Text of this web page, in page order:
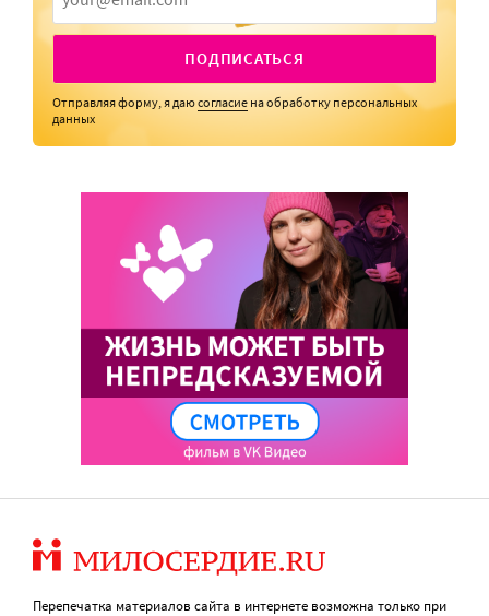
ПОДПИСАТЬСЯ
Отправляя форму, я даюсогласие на обработку персональных
данных
Перепечатка материалов сайта в интернете возможна только при